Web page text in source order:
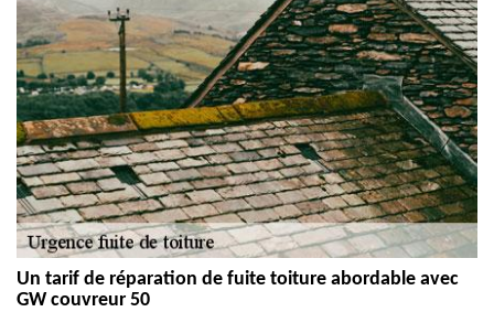
Un tarif de réparation de fuite toiture abordable avec
GW couvreur 50